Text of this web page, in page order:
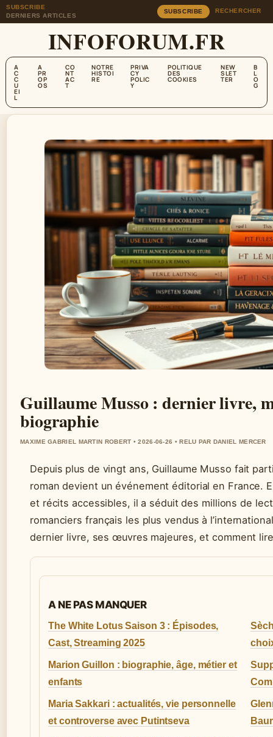
SUBSCRIBE
DERNIERS ARTICLES
SUBSCRIBE RECHERCHER
INFOFORUM.FR
A
C
C
U
EI
L
A
PR
OP
OS
CO
NT
AC
T
NOTRE
HISTOI
RE
PRIVA
CY
POLIC
Y
POLITIQUE
DES
COOKIES
NEW
SLET
TER
B
L
O
G
Guillaume Musso : dernier livre,
biographie
MAXIME GABRIEL MARTIN ROBERT • 2026-06-26 • RELU PAR DANIEL MERCER
Depuis plus de vingt ans, Guillaume Musso fait
roman devient un événement éditorial en France.
et récits accessibles, il a séduit des millions de
romanciers français les plus vendus à
dernier livre, ses œuvres majeures, et comment
A NE PAS MANQUER
The White Lotus Saison 3 : Épisodes,
Cast, Streaming 2025
Marion Guillon : biographie, âge, métier et
enfants
Maria Sakkari : actualités, vie personnelle
et controverse avec Putintseva